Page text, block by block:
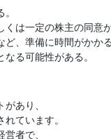
は一定の株主の同意
ど、準備に時間がかかる
なる可能性がある。
あり、
ています。
者で、